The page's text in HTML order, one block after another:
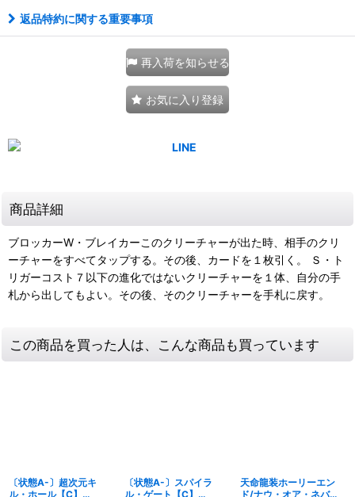
返品特約に関する重要事項
再入荷を知らせる
お気に入り登録
商品詳細
ブロッカーW・ブレイカーこのクリーチャーが出た時、相手のクリ
ーチャーをすべてタップする。その後、カードを１枚引く。 Ｓ・ト
リガーコスト７以下の進化ではないクリーチャーを１体、自分の手
札から出してもよい。その後、そのクリーチャーを手札に戻す。
この商品を買った人は、こんな商品も買っています
〔状態A-〕超次元キ
ル・ホール【C】
〔状態A-〕スパイラ
ル・ゲート【C】
天命龍装ホーリーエン
ド/ナウ・オア・ネバー